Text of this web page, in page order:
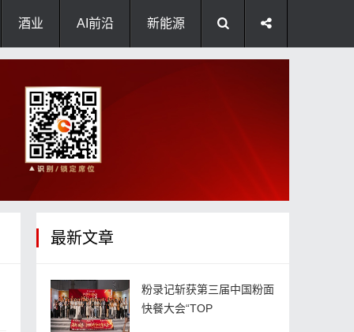
酒业 AI前沿 新能源
最新文章
粉录记斩获第三届中国粉面
快餐大会“TOP